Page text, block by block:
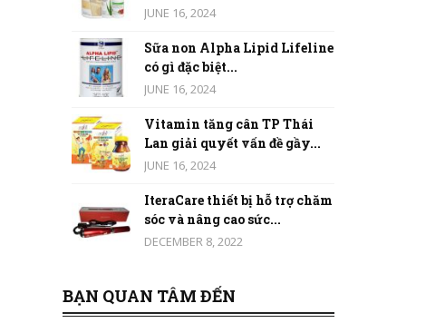
JUNE 16, 2024
Sữa non Alpha Lipid Lifeline
có gì đặc biệt...
JUNE 16, 2024
Vitamin tăng cân TP Thái
Lan giải quyết vấn đề gầy...
JUNE 16, 2024
IteraCare thiết bị hỗ trợ chăm
sóc và nâng cao sức...
DECEMBER 8, 2022
BẠN QUAN TÂM ĐẾN